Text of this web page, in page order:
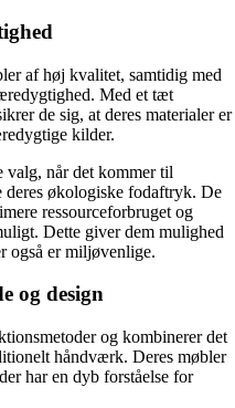
af høj kvalitet, samtidig med
Med et tæt
de sig, at deres materialer er
kilder.
valg, når det kommer til
deres økologiske fodaftryk. De
ressourceforbruget og
Dette giver dem mulighed
også er miljøvenlige.
og design
og kombinerer det
håndværk. Deres møbler
har en dyb forståelse for